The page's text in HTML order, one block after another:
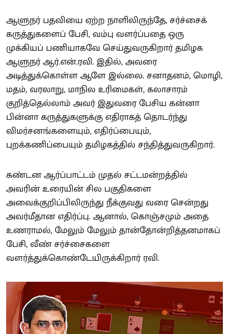
ஆளுநர் பதவியை ஏற்ற நாளிலிருந்தே, சர்ச்சைக்
கருத்துகளைப் பேசி, வம்பு வளர்ப்பதை ஒரு
முக்கியப் பணியாகவே செய்துவருகிறார் தமிழக
ஆளுநர் ஆர்.என்.ரவி. இதில், அவரை
அடித்துக்கொள்ள ஆளே இல்லை. சனாதனம், மொழி,
மதம், வரலாறு, மாநில உரிமைகள், கலாசாரம்
குறித்தெல்லாம் அவர் இதுவரை பேசிய கன்னா
பின்னா கருத்துகளுக்கு எதிராகத் தொடர்ந்து
விமர்சனங்களையும், எதிர்ப்பையும்,
புறக்கணிப்பையும் தமிழகத்தில் சந்தித்துவருகிறார்.
கண்டன ஆர்ப்பாட்டம் முதல் சட்டமன்றத்தில்
அவரின் உரையின் சில பகுதிகளை
அவைக்குறிப்பிலிருந்து நீக்குவது வரை சென்றது
அவர்மீதான எதிர்ப்பு. ஆனால், கொஞ்சமும் அதை
உணராமல், மேலும் மேலும் தான்தோன்றித்தனமாகப்
பேசி, வீண் சர்ச்சைகளை
வளர்த்துக்கொண்டேயிருக்கிறார் ரவி.